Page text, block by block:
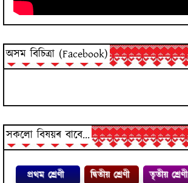
অসম বিচিত্ৰা (Facebook)
সকলো বিষয়ৰ বাবে...
প্রথম শ্ৰেণী দ্বিতীয় শ্ৰেণী তৃতীয় শ্ৰেণী